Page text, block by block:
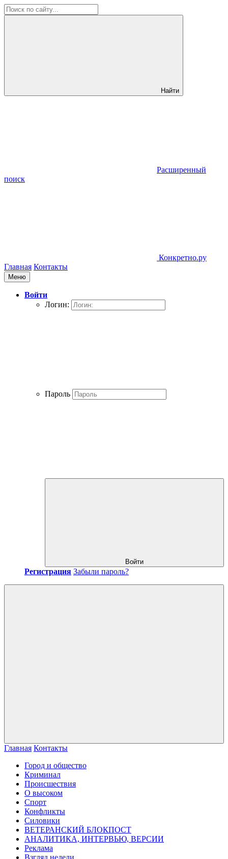
Найти
Расширенный
поиск
Конкретно.ру
Главная Контакты
Меню
Войти
Логин:
Пароль
Войти
Регистрация Забыли пароль?
Главная Контакты
Город и общество
Криминал
Происшествия
О высоком
Спорт
Конфликты
Силовики
ВЕТЕРАНСКИЙ БЛОКПОСТ
АНАЛИТИКА, ИНТЕРВЬЮ, ВЕРСИИ
Реклама
Взгляд недели